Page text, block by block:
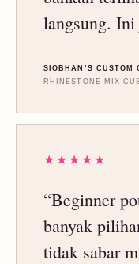
langsung. Ini
SIOBHAN’S CUSTOM
RHINESTONE MIX
★★★★★
“Beginner
banyak
tidak sabar